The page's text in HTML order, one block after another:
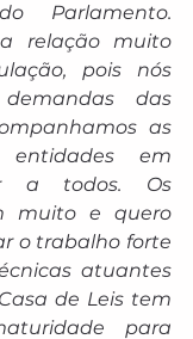
Parlamento.
relação muito
pois nós
das
as
entidades em
a todos. Os
muito e quero
o trabalho forte
atuantes
de Leis tem
para